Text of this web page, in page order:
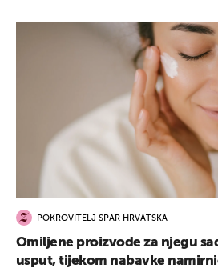
POKROVITELJ SPAR HRVATSKA
Omiljene proizvode za njegu
usput, tijekom nabavke